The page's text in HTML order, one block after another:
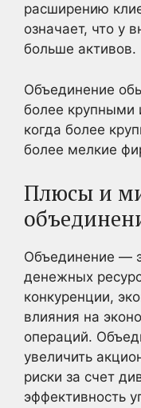
расширению
означает, что у
больше активов.
Объединение
более крупными
когда более
более мелкие
Плюсы и
Объединение —
денежных
конкуренции,
влияния на
операций.
увеличить
риски за счет
эффективность